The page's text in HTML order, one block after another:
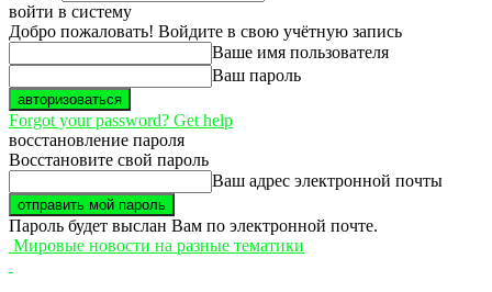
войти в систему
Добро пожаловать! Войдите в свою учётную запись
Ваше имя пользователя
Ваш пароль
Forgot your password? Get help
восстановление пароля
Восстановите свой пароль
Ваш адрес электронной почты
Пароль будет выслан Вам по электронной почте.
Мировые новости на разные тематики